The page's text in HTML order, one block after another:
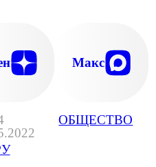
ОБЩЕСТВО
Макс